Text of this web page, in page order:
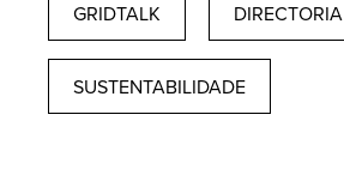
GRIDTALK DIRECTORIA
SUSTENTABILIDADE